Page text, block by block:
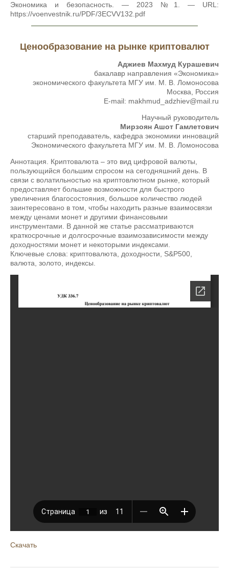
Экономика и безопасность. — 2023 №1. — URL:
https://voenvestnik.ru/PDF/3ECVV132.pdf
Ценообразование на рынке криптовалют
Аджиев Махмуд Курашевич
бакалавр направления «Экономика»
экономического факультета МГУ им. М. В. Ломоносова
Москва, Россия
E-mail: makhmud_adzhiev@mail.ru
Научный руководитель
Мирзоян Ашот Гамлетович
старший преподаватель, кафедра экономики инноваций
Экономического факультета МГУ им. М. В. Ломоносова
Аннотация. Криптовалюта – это вид цифровой валюты,
пользующийся большим спросом на сегодняшний день. В
связи с волатильностью на криптовлютном рынке, который
предоставляет большие возможности для быстрого
увеличения благосостояния, большое количество людей
заинтересовано в том, чтобы находить разные взаимосвязи
между ценами монет и другими финансовыми
инструментами. В данной же статье рассматриваются
краткосрочные и долгосрочные взаимозависимости между
доходностями монет и некоторыми индексами.
Ключевые слова: криптовалюта, доходности, S&P500,
валюта, золото, индексы.
Скачать